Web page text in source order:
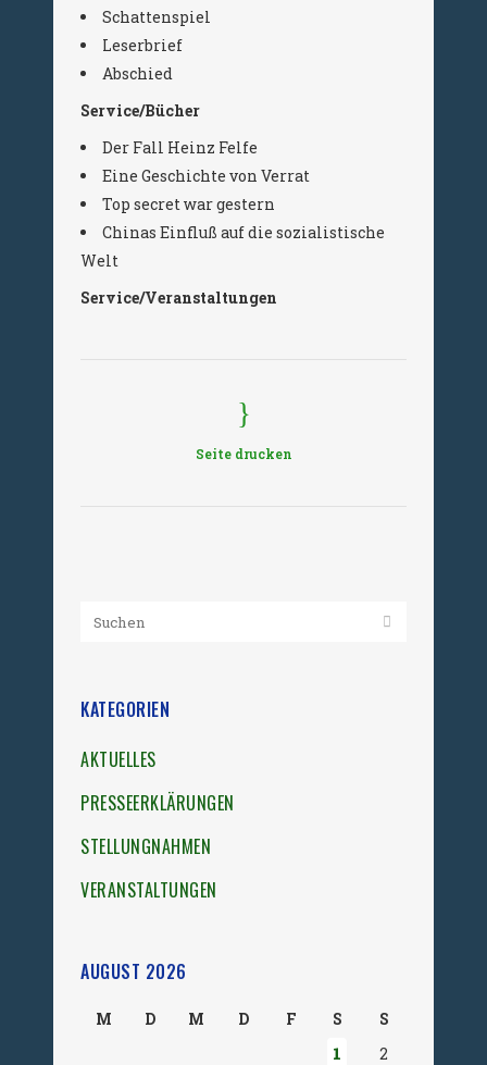
Schattenspiel
Leserbrief
Abschied
Service/Bücher
Der Fall Heinz Felfe
Eine Geschichte von Verrat
Top secret war gestern
Chinas Einfluß auf die sozialistische
Welt
Service/Veranstaltungen
Seite drucken
KATEGORIEN
AKTUELLES
PRESSEERKLÄRUNGEN
STELLUNGNAHMEN
VERANSTALTUNGEN
AUGUST 2026
M D M D F S
S
1
2